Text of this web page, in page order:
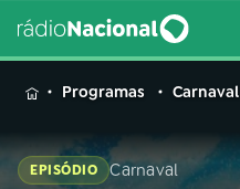
MENUProgramas Carnaval
EPISÓDIO Carnaval